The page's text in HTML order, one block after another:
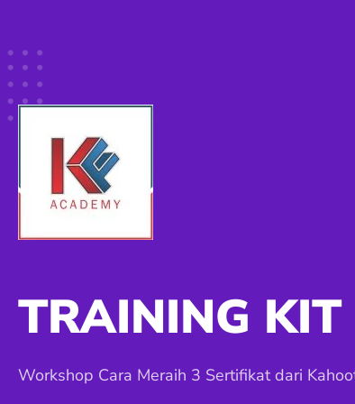
TRAINING KIT
Workshop Cara Meraih 3 Sertifikat dari